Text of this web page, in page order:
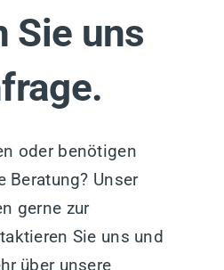
Sie uns
oder benötigen
Beratung? Unser
gerne zur
Sie uns und
über unsere